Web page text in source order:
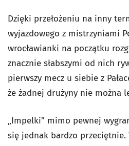
Dzięki przełożeniu na inny
wyjazdowego z mistrzyniami
wrocławianki na początku
znacznie słabszymi od nich
pierwszy mecz u siebie z
że żadnej drużyny nie można
„Impelki” mimo pewnej
się jednak bardzo przeciętnie.